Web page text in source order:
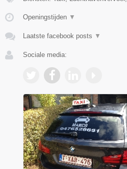
Openingstijden ▼
Laatste facebook posts ▼
Sociale media: